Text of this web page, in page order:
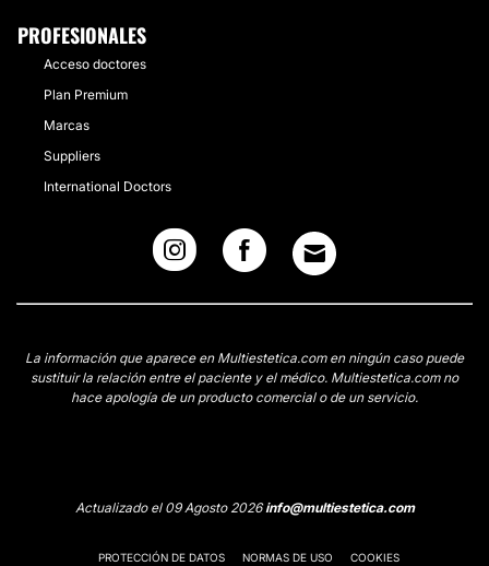
PROFESIONALES
Acceso doctores
Plan Premium
Marcas
Suppliers
International Doctors
La información que aparece en Multiestetica.com en ningún caso puede
sustituir la relación entre el paciente y el médico. Multiestetica.com no
hace apología de un producto comercial o de un servicio.
Actualizado el 09 Agosto 2026info@multiestetica.com
PROTECCIÓN DE DATOS NORMAS DE USO COOKIES